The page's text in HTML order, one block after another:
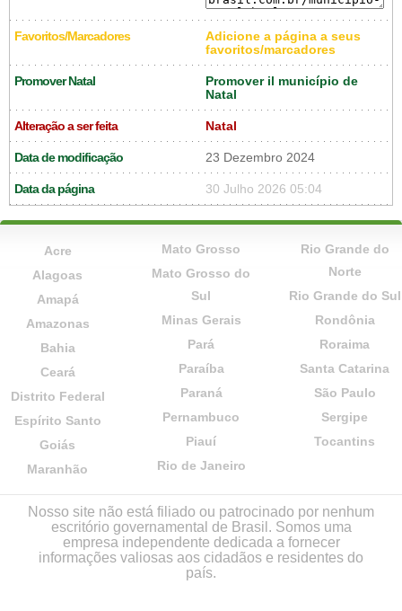
Favoritos/Marcadores
Adicione a página a seus
favoritos/marcadores
Promover Natal
Promover il município de
Natal
Alteração a ser feita Natal
Data de modificação 23 Dezembro 2024
Data da página 30 Julho 2026 05:04
Acre
Alagoas
Amapá
Amazonas
Bahia
Ceará
Distrito Federal
Espírito Santo
Goiás
Maranhão
Mato Grosso
Mato Grosso do
Sul
Minas Gerais
Pará
Paraíba
Paraná
Pernambuco
Piauí
Rio de Janeiro
Rio Grande do
Norte
Rio Grande do Sul
Rondônia
Roraima
Santa Catarina
São Paulo
Sergipe
Tocantins
Nosso site não está filiado ou patrocinado por nenhum
escritório governamental de Brasil. Somos uma
empresa independente dedicada a fornecer
informações valiosas aos cidadãos e residentes do
país.